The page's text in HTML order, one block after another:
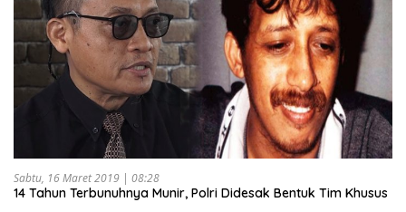
Sabtu, 16 Maret 2019 | 08:28
14 Tahun Terbunuhnya Munir, Polri Didesak Bentuk Tim Khusus